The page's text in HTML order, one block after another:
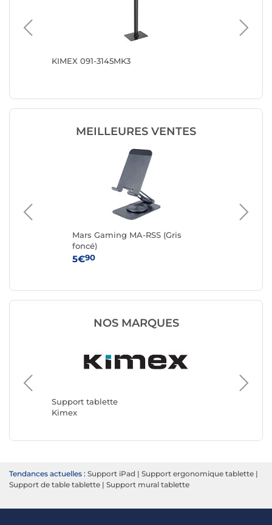
KIMEX 091-3145MK3
MEILLEURES VENTES
Mars Gaming MA-RSS (Gris
foncé)
5€90
NOS MARQUES
Support tablette
Kimex
Durable
Tendances actuelles : Support iPad | Support ergonomique tablette |
Support de table tablette | Support mural tablette